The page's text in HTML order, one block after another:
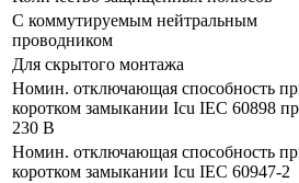
С коммутируемым нейтральным
проводником
Для скрытого монтажа
Номин. отключающая способность
коротком замыкании Icu IEC 60898
230 В
Номин. отключающая способность
коротком замыкании Icu IEC 60947-2